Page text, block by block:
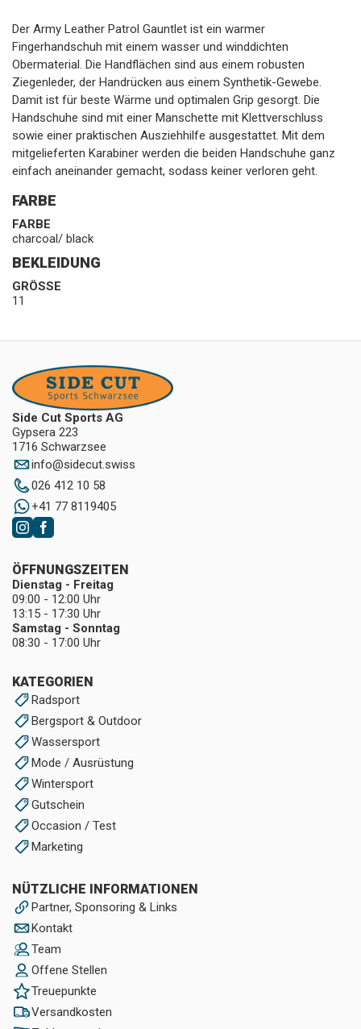
Der Army Leather Patrol Gauntlet ist ein warmer
Fingerhandschuh mit einem wasser und winddichten
Obermaterial. Die Handflächen sind aus einem robusten
Ziegenleder, der Handrücken aus einem Synthetik-Gewebe.
Damit ist für beste Wärme und optimalen Grip gesorgt. Die
Handschuhe sind mit einer Manschette mit Klettverschluss
sowie einer praktischen Ausziehhilfe ausgestattet. Mit dem
mitgelieferten Karabiner werden die beiden Handschuhe ganz
einfach aneinander gemacht, sodass keiner verloren geht.
FARBE
FARBE
charcoal/ black
BEKLEIDUNG
GRÖSSE
11
Side Cut Sports AG
Gypsera 223
1716 Schwarzsee
info@sidecut.swiss
026 412 10 58
+41 77 8119405
KATEGORIEN
Radsport
Bergsport & Outdoor
Wassersport
Mode / Ausrüstung
Wintersport
Gutschein
Occasion / Test
Marketing
NÜTZLICHE INFORMATIONEN
Partner, Sponsoring & Links
Kontakt
Team
Offene Stellen
Treuepunkte
Versandkosten
ÖFFNUNGSZEITEN
Dienstag - Freitag
09:00 - 12:00 Uhr
13:15 - 17:30 Uhr
Samstag - Sonntag
08:30 - 17:00 Uhr